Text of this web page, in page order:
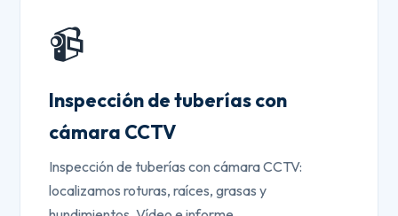
📹
Inspección de tuberías con
cámara CCTV
Inspección de tuberías con cámara CCTV:
localizamos roturas, raíces, grasas y